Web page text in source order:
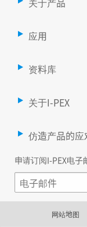
应用
资料库
关于I-PEX
仿造产品的应
申请订阅I-PEX电子
网站地图